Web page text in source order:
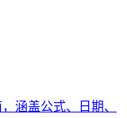
涵盖公式、日期、